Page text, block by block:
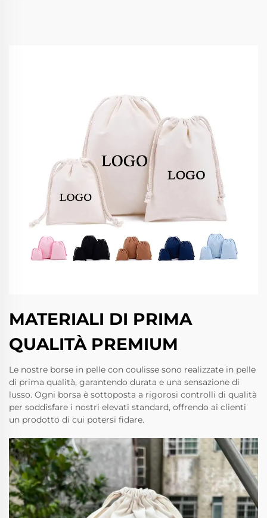
MATERIALI DI PRIMA
QUALITÀ PREMIUM
Le nostre borse in pelle con coulisse sono realizzate in pelle
di prima qualità, garantendo durata e una sensazione di
lusso. Ogni borsa è sottoposta a rigorosi controlli di qualità
per soddisfare i nostri elevati standard, offrendo ai clienti
un prodotto di cui potersi fidare.